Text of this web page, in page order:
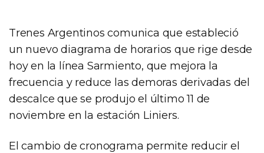
Trenes Argentinos comunica que estableció
un nuevo diagrama de horarios que rige desde
hoy en la línea Sarmiento, que mejora la
frecuencia y reduce las demoras derivadas del
descalce que se produjo el último 11 de
noviembre en la estación Liniers.
El cambio de cronograma permite reducir el